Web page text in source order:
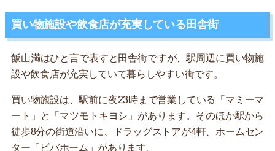
買い物施設や飲食店が充実している田舎街
飯山満はひと言で表すと田舎街ですが、駅周辺に買い物施
設や飲食店が充実していて暮らしやすい街です。
買い物施設は、駅前に夜23時まで営業している「マミーマ
ート」と「マツモトキヨシ」があります。そのほか駅から
徒歩8分の街道沿いに、ドラッグストアが4軒、ホームセン
ター「ビバホーム」があります。